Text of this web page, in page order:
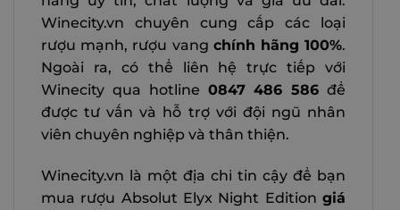
Winecity.vn chuyên cung cấp các loại
rượu mạnh, rượu vang chính hãng 100%.
Ngoài ra, có thể liên hệ trực tiếp với
Winecity qua hotline 0847 486 586 để
được tư vấn và hỗ trợ với đội ngũ nhân
viên chuyên nghiệp và thân thiện.
Winecity.vn là một địa chỉ tin cậy để bạn
mua rượu Absolut Elyx Night Edition giá